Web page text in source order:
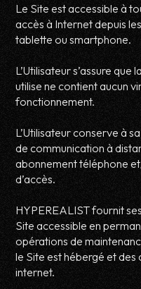
Le Site est accessible à
accès à Internet depuis
tablette ou smartphone.
L’Utilisateur s’assure
utilise ne contient aucun
fonctionnement.
L’Utilisateur conserve à
de communication à
abonnement téléphone
d’accès.
HYPEREALIST fournit
Site accessible en
opérations de
le Site est hébergé et des
internet.